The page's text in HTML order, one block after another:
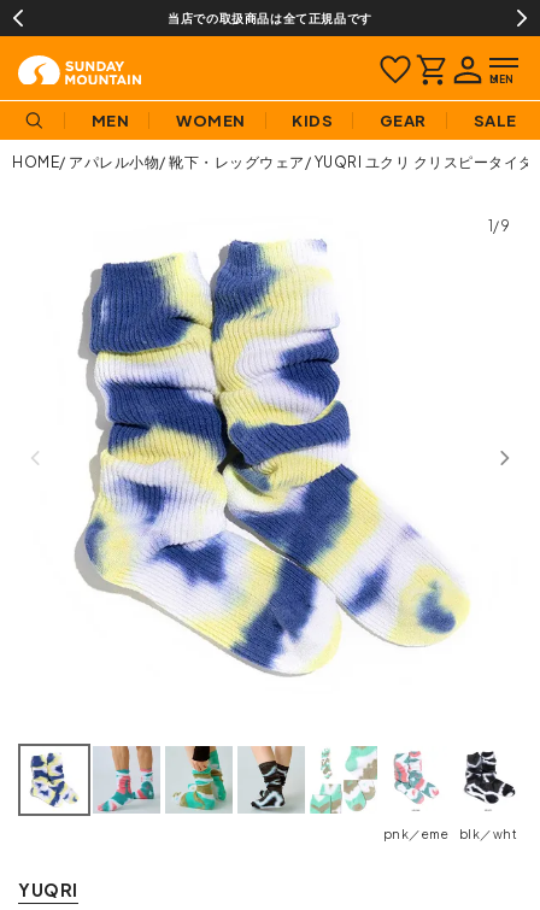
当店での取扱商品は全て正規品です
MEN WOMEN KIDS GEAR SALE
HOME アパレル小物 靴下・レッグウェア YUQRI ユクリ クリスピータイ
1/9
pnk／eme blk／wht
YUQRI